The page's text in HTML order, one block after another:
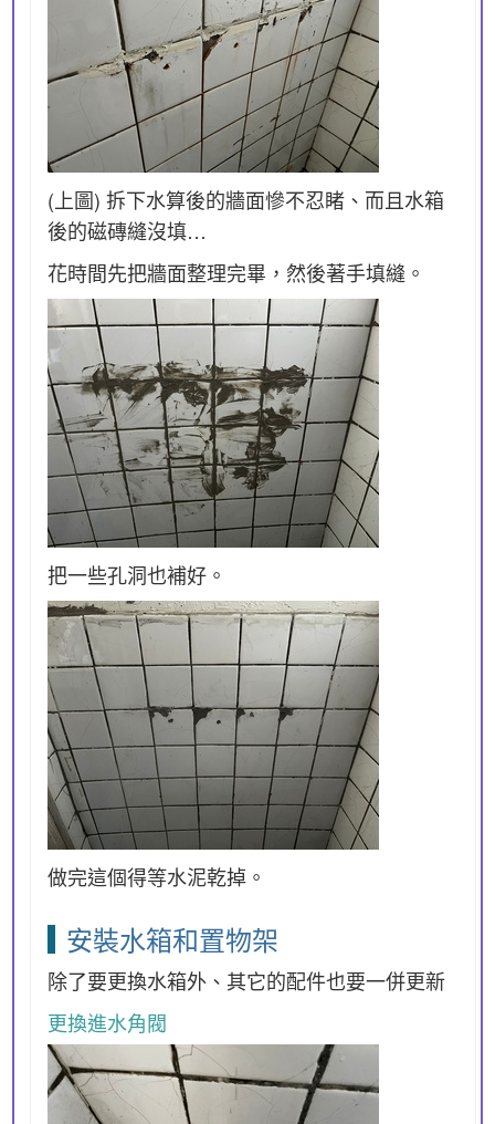
(上圖) 拆下水算後的牆面慘不忍睹、而且水箱
後的磁磚縫沒填…
花時間先把牆面整理完畢，然後著手填縫。
把一些孔洞也補好。
做完這個得等水泥乾掉。
安裝水箱和置物架
除了要更換水箱外、其它的配件也要一併更新
更換進水角閥